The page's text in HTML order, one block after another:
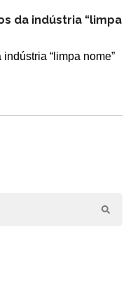
da indústria “limpa
“limpa nome”